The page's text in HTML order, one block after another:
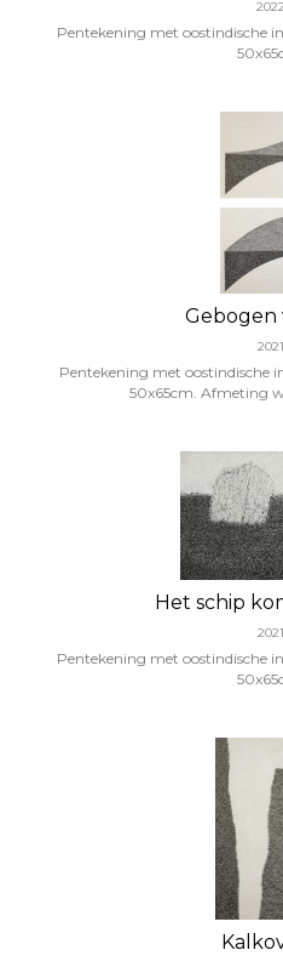
2022
Pentekening met oostindische
Gebogen
2021
Pentekening met oostindische
50x65cm. Afmeting
Het schip
2021
Pentekening met oostindische